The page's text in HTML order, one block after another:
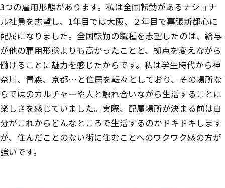
3つの雇用形態があります。私は全国転勤があるナショナ
ル社員を志望し、1年目では大阪、２年目で幕張新都心に
配属になりました。全国転勤の職種を志望したのは、給与
が他の雇用形態よりも高かったことと、拠点を変えながら
働けることに魅力を感じたからです。私は学生時代から神
奈川、青森、京都…と住居を転々としており、その場所な
らではのカルチャーや人と触れ合いながら生活することに
楽しさを感じていました。実際、配属場所が決まる前は自
分がこれからどんなところで生活するのかドキドキします
が、住んだことのない街に住むことへのワクワク感の方が
強いです。